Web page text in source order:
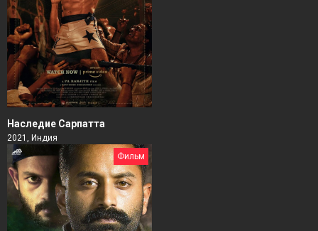
Наследие Сарпатта
2021, Индия
Фильм